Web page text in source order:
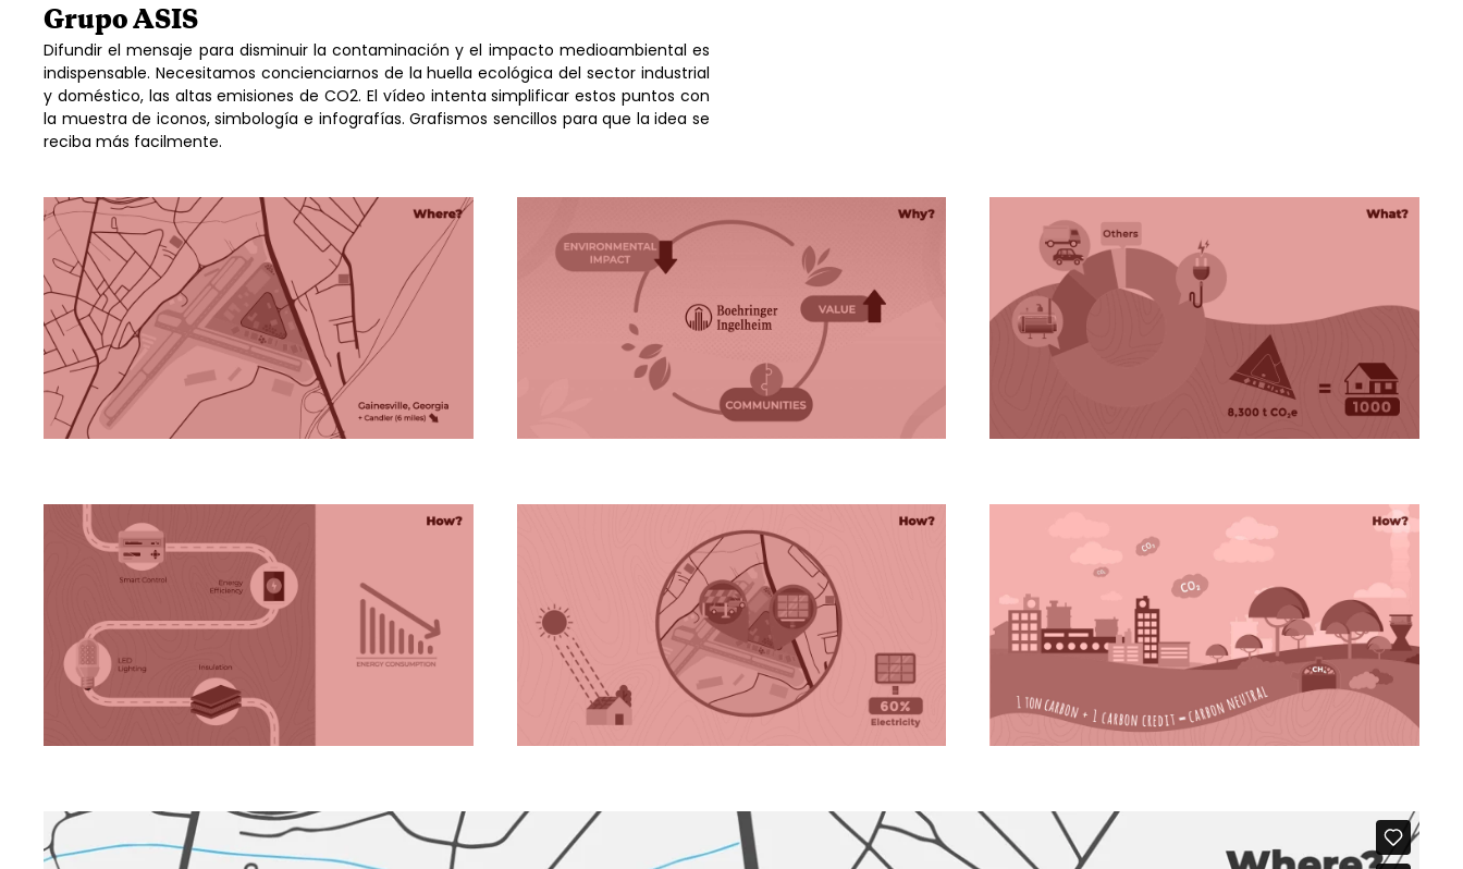
Grupo ASIS
Difundir el mensaje para disminuir la contaminación y el impacto medioambiental es
indispensable. Necesitamos concienciarnos de la huella ecológica del sector industrial
y doméstico, las altas emisiones de CO2. El vídeo intenta simplificar estos puntos con
la muestra de iconos, simbología e infografías. Grafismos sencillos para que la idea se
reciba más facilmente.